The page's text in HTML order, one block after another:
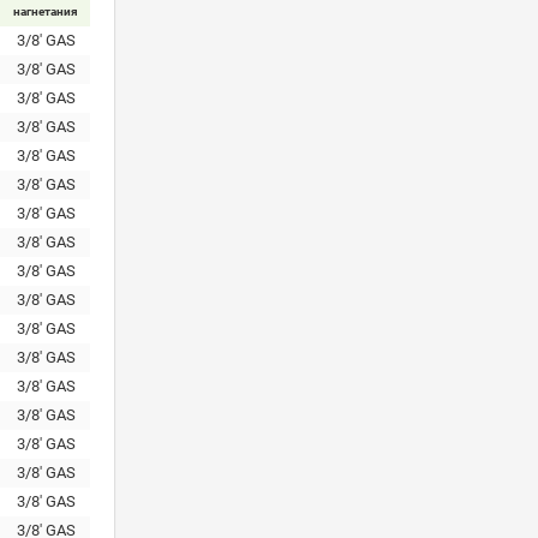
нагнетания
3/8' GAS
3/8' GAS
3/8' GAS
3/8' GAS
3/8' GAS
3/8' GAS
3/8' GAS
3/8' GAS
3/8' GAS
3/8' GAS
3/8' GAS
3/8' GAS
3/8' GAS
3/8' GAS
3/8' GAS
3/8' GAS
3/8' GAS
3/8' GAS